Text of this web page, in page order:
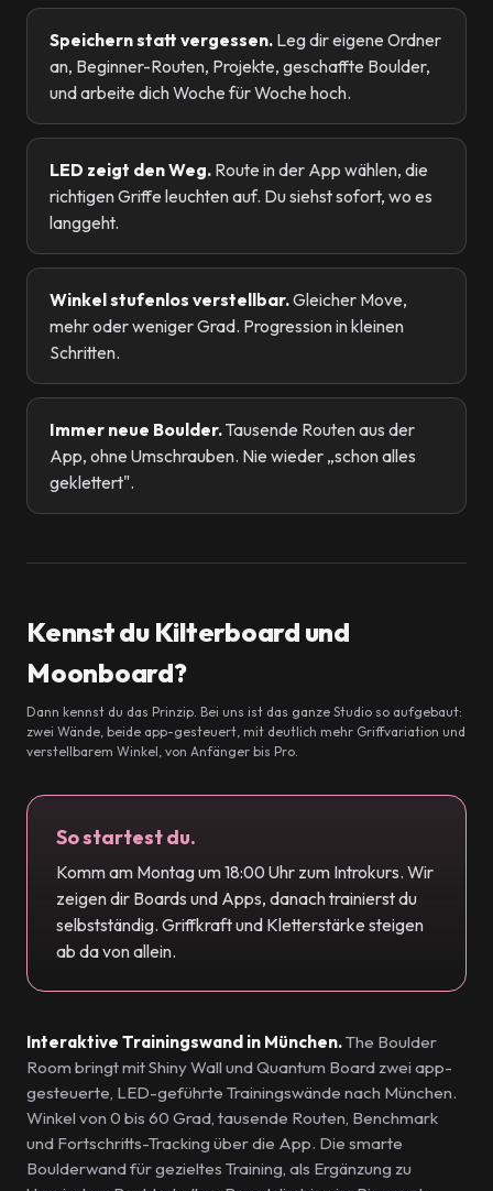
Speichern statt vergessen. Leg dir eigene Ordner
an, Beginner-Routen, Projekte, geschaffte Boulder,
und arbeite dich Woche für Woche hoch.
LED zeigt den Weg. Route in der App wählen, die
richtigen Griffe leuchten auf. Du siehst sofort, wo es
langgeht.
Winkel stufenlos verstellbar.Gleicher Move,
mehr oder weniger Grad. Progression in kleinen
Schritten.
Immer neue Boulder.Tausende Routen aus der
App, ohne Umschrauben. Nie wieder „schon alles
geklettert".
Kennst du Kilterboard und
Moonboard?
Dann kennst du das Prinzip. Bei uns ist das ganze Studio so aufgebaut:
zwei Wände, beide app-gesteuert, mit deutlich mehr Griffvariation und
verstellbarem Winkel, von Anfänger bis Pro.
So startest du.
Komm am Montag um 18:00 Uhr zum Introkurs. Wir
zeigen dir Boards und Apps, danach trainierst du
selbstständig. Griffkraft und Kletterstärke steigen
ab da von allein.
Interaktive Trainingswand in München.The Boulder
Room bringt mit Shiny Wall und Quantum Board zwei app-
gesteuerte, LED-geführte Trainingswände nach München.
Winkel von 0 bis 60 Grad, tausende Routen, Benchmark
und Fortschritts-Tracking über die App. Die smarte
Boulderwand für gezieltes Training, als Ergänzung zu